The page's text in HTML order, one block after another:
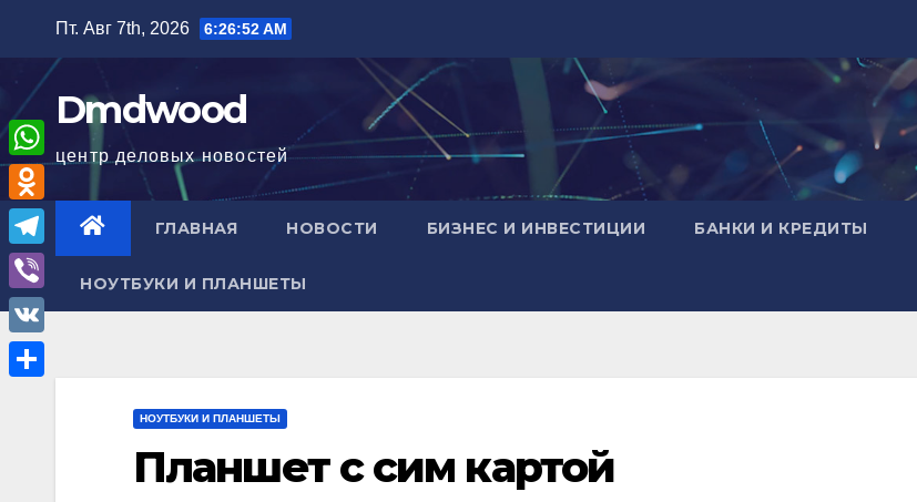
содержимому
Пт. Авг 7th, 2026 6:26:54 AM
Dmdwood
центр деловых новостей
ГЛАВНАЯ НОВОСТИ БИЗНЕС И ИНВЕСТИЦИИ БАНКИ И КРЕДИТЫ
НОУТБУКИ И ПЛАНШЕТЫ
НОУТБУКИ И ПЛАНШЕТЫ
Планшет с сим картой
W
h
a
s
A
O
d
n
o
k
T
e
l
e
V
i
b
V